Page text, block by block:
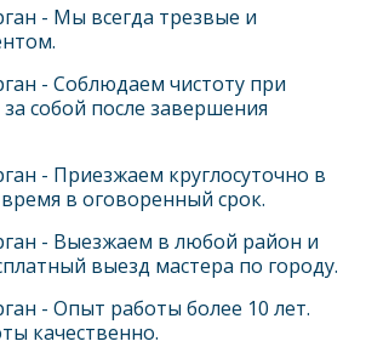
- Мы всегда трезвые и
- Соблюдаем чистоту при
собой после завершения
- Приезжаем круглосуточно в
в оговоренный срок.
- Выезжаем в любой район и
выезд мастера по городу.
- Опыт работы более 10 лет.
качественно.